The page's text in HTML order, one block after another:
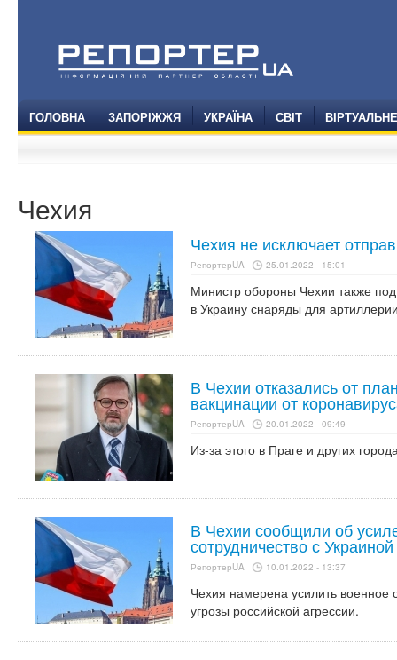
ГОЛОВНА ЗАПОРІЖЖЯ УКРАЇНА СВІТ
Чехия
Чехия не исключает
РепортерUA 25.01.2022 - 15:01
Министр обороны Чехии также
в Украину снаряды для
В Чехии отказались от
вакцинации от
РепортерUA 20.01.2022 - 09:49
Из-за этого в Праге и других
В Чехии сообщили об
сотрудничество с Украиной
РепортерUA 10.01.2022 - 13:37
Чехия намерена усилить военное
угрозы российской агрессии.